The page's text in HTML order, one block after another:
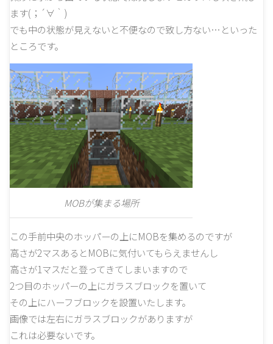
ます(；´∀｀)
でも中の状態が見えないと不便なので致し方ない…といった
ところです。
MOBが集まる場所
この手前中央のホッパーの上にMOBを集めるのですが
高さが2マスあるとMOBに気付いてもらえませんし
高さが1マスだと登ってきてしまいますので
2つ目のホッパーの上にガラスブロックを置いて
その上にハーフブロックを設置いたします。
画像では左右にガラスブロックがありますが
これは必要ないです。